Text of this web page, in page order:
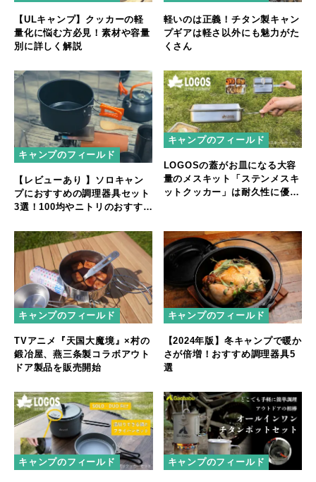
【ULキャンプ】クッカーの軽
量化に悩む方必見！素材や容量
別に詳しく解説
軽いのは正義！チタン製キャン
プギアは軽さ以外にも魅力がた
くさん
キャンプのフィールド
【レビューあり 】ソロキャン
プにおすすめの調理器具セット
3選！100均やニトリのおすすめ
キャンプのフィールド
LOGOSの蓋がお皿になる大容
量のメスキット「ステンメスキ
ットクッカー」は耐久性に優れ
キャンプのフィールド
TVアニメ『天国大魔境』×村の
鍛冶屋、燕三条製コラボアウト
ドア製品を販売開始
キャンプのフィールド
【2024年版】冬キャンプで暖か
さが倍増！おすすめ調理器具5
選
キャンプのフィールド キャンプのフィールド